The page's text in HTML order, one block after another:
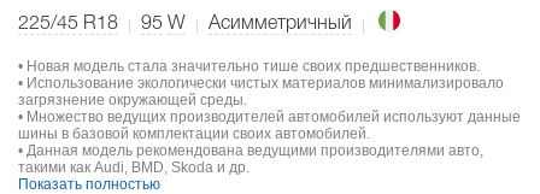
225/45 R18 95 W Асимметричный
• Новая модель стала значительно тише своих предшественников.
• Использование экологически чистых материалов минимализировало
загрязнение окружающей среды.
• Множество ведущих производителей автомобилей используют данные
шины в базовой комплектации своих автомобилей.
• Данная модель рекомендована ведущими производителями авто,
такими как Audi, BMD, Skoda и др.
Показать полностью